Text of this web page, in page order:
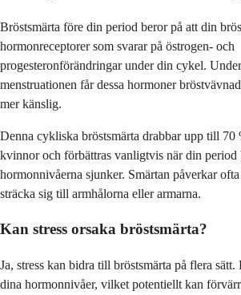
Bröstsmärta före din period beror på att din
hormonreceptorer som svarar på östrogen- och
progesteronförändringar under din cykel.
menstruationen får dessa hormoner
mer känslig.
Denna cykliska bröstsmärta drabbar upp till 70
kvinnor och förbättras vanligtvis när din period
hormonnivåerna sjunker. Smärtan påverkar
sträcka sig till armhålorna eller armarna.
Kan stress orsaka bröstsmärta?
Ja, stress kan bidra till bröstsmärta på flera
dina hormonnivåer, vilket potentiellt kan